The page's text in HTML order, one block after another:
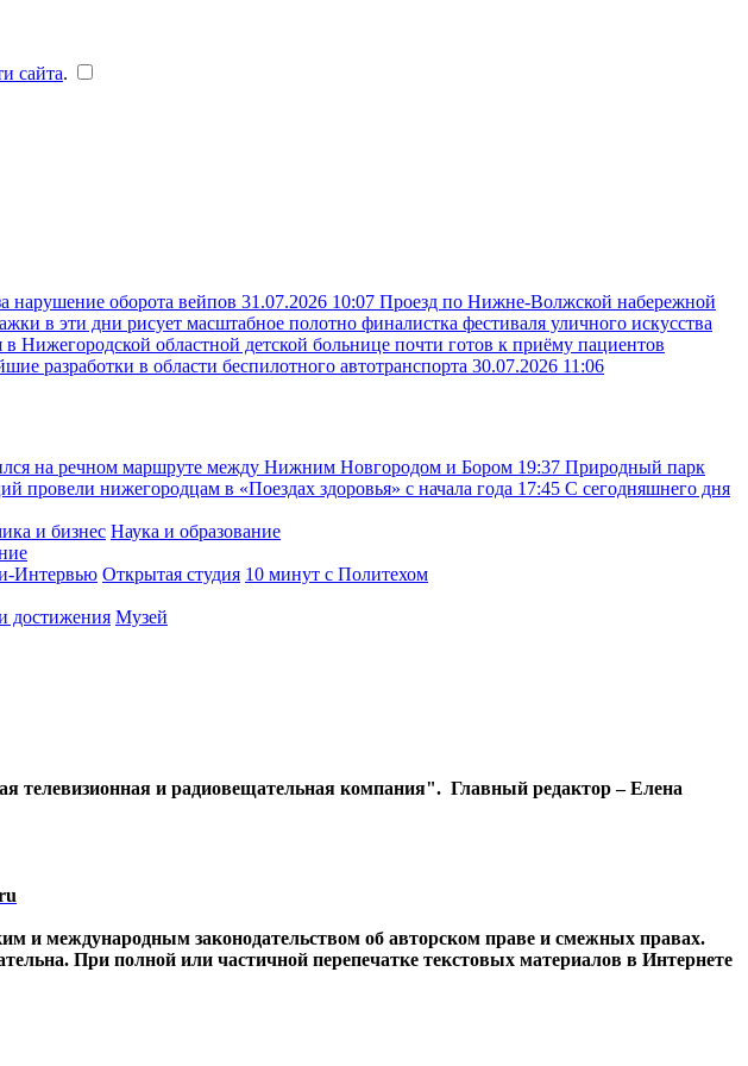
сайта.
нарушение оборота вейпов 31.07.2026 10:07 Проезд по Нижне-Волжской набережной
в эти дни рисует масштабное полотно финалистка фестиваля уличного искусства
Нижегородской областной детской больнице почти готов к приёму пациентов
разработки в области беспилотного автотранспорта 30.07.2026 11:06
на речном маршруте между Нижним Новгородом и Бором 19:37 Природный парк
провели нижегородцам в «Поездах здоровья» с начала года 17:45 С сегодняшнего дня
и бизнес Наука и образование
Интервью Открытая студия 10 минут с Политехом
достижения Музей
телевизионная и радиовещательная компания". Главный редактор – Елена
и международным законодательством об авторском праве и смежных правах.
При полной или частичной перепечатке текстовых материалов в Интернете